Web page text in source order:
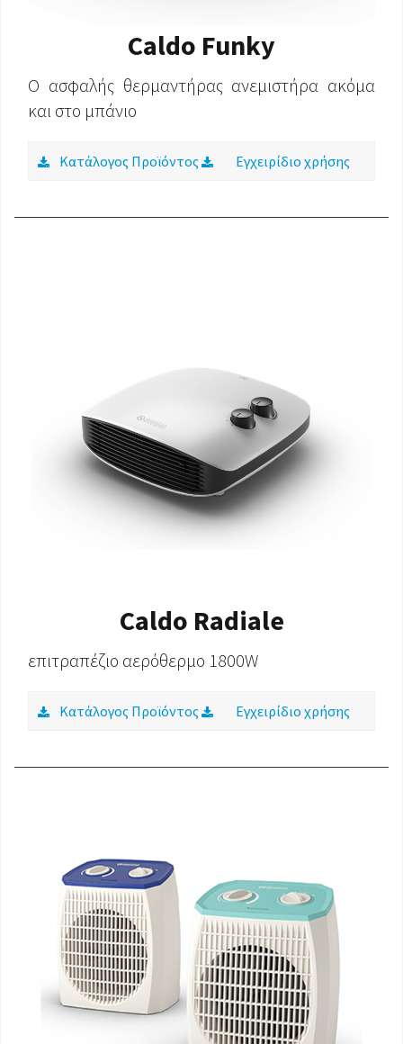
Caldo Funky
Ο ασφαλής θερμαντήρας ανεμιστήρα ακόμα
και στο μπάνιο
Κατάλογος Προϊόντος Εγχειρίδιο χρήσης
Caldo Radiale
επιτραπέζιο αερόθερμο 1800W
Κατάλογος Προϊόντος Εγχειρίδιο χρήσης